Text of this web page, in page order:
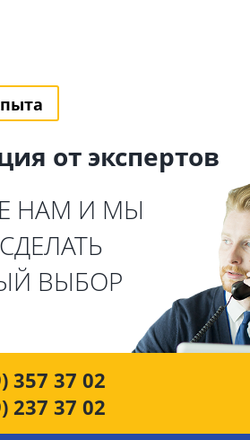
от экспертов
НАМ И МЫ
ВЫБОР
357 37 02
237 37 02